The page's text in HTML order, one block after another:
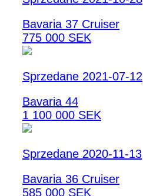
Bavaria 37 Cruiser
775 000 SEK
Sprzedane 2021-07-12
Bavaria 44
1 100 000 SEK
Sprzedane 2020-11-13
Bavaria 36 Cruiser
585 000 SEK